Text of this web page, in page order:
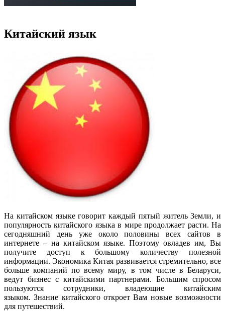
Китайский язык
На китайском языке говорит каждый пятый житель Земли, и
популярность китайского языка в мире продолжает расти. На
сегодняшний день уже около половины всех сайтов в
интернете – на китайском языке. Поэтому овладев им, Вы
получите доступ к большому количеству полезной
информации. Экономика Китая развивается стремительно, все
больше компаний по всему миру, в том числе в Беларуси,
ведут бизнес с китайскими партнерами. Большим спросом
пользуются сотрудники, владеющие китайским
языком. Знание китайского откроет Вам новые возможности
для путешествий.